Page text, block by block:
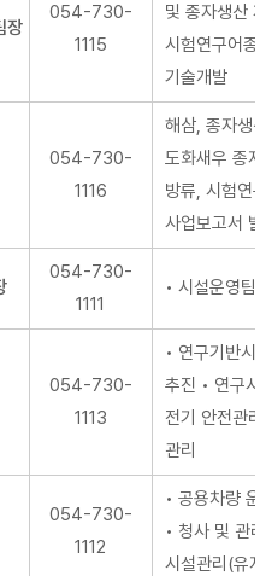
장
054-730-
1115
및 종자생산
시험연구어종
기술개발
054-730-
1116
해삼, 종자생
도화새우 종
방류, 시험연
사업보고서
054-730-
1111
• 시설운영팀
054-730-
1113
• 연구기반시
추진 • 연구
전기 안전관
관리
054-730-
1112
• 공용차량
• 청사 및 관
시설관리(유